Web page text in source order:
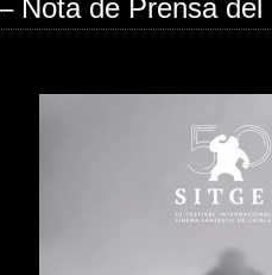
Nota de Prensa del